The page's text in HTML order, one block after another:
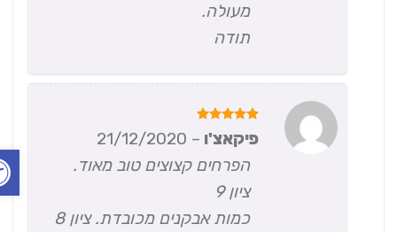
מעולה.
תודה
דורג5
מתוך 5
פיקאצ'ו–
21/12/2020
הפרחים קצוצים טוב מאוד.
ציון 9
כמות אבקנים מכובדת. ציון 8